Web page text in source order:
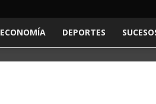
ECONOMÍA DEPORTES